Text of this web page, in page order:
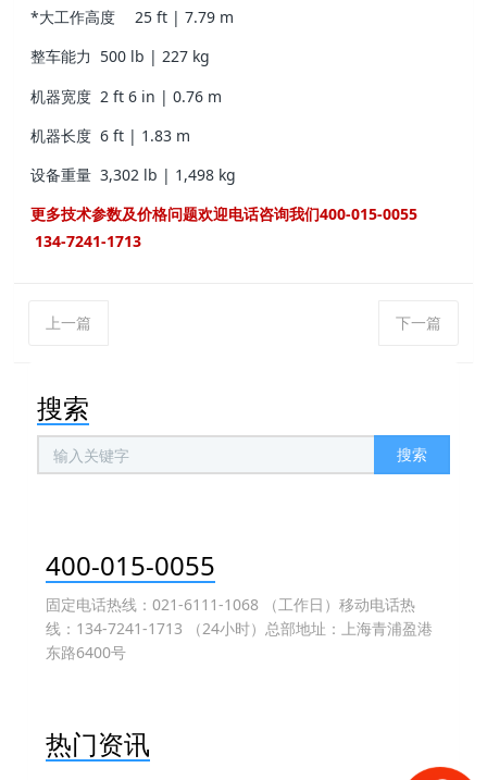
*大工作高度
25 ft | 7.79 m
整车能力 500 lb | 227 kg
机器宽度 2 ft 6 in | 0.76 m
机器长度 6 ft | 1.83 m
设备重量 3,302 lb | 1,498 kg
更多技术参数及价格问题欢迎电话咨询我们400-015-0055
134-7241-1713
上一篇 下一篇
搜索
搜索
400-015-0055
固定电话热线：021-6111-1068 （工作日）移动电话热
线：134-7241-1713 （24小时）总部地址：上海青浦盈港
东路6400号
热门资讯